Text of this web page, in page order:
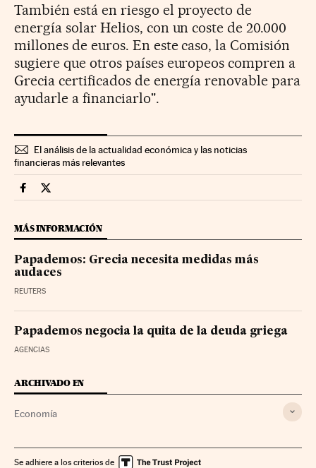
También está en riesgo el proyecto de
energía solar Helios, con un coste de 20.000
millones de euros. En este caso, la Comisión
sugiere que otros países europeos compren a
Grecia certificados de energía renovable para
ayudarle a financiarlo".
El análisis de la actualidad económica y las noticias
financieras más relevantes
Economia Cinco Días en Facebook
Economia Cinco Días en Twitter
MÁS INFORMACIÓN
Papademos: Grecia necesita medidas más
audaces
REUTERS
Papademos negocia la quita de la deuda griega
AGENCIAS
ARCHIVADO EN
Economía
Se adhiere a los criterios de